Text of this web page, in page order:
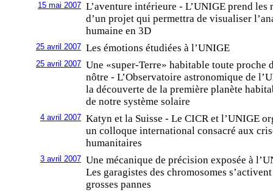
15 mai 2007 L’aventure intérieure - L’UNIGE prend les
d’un projet qui permettra de visualiser
humaine en 3D
25 avril 2007 Les émotions étudiées à l’UNIGE
25 avril 2007 Une «super-Terre» habitable toute proche
nôtre - L’Observatoire astronomique de
la découverte de la première planète
de notre système solaire
4 avril 2007 Katyn et la Suisse - Le CICR et l’UNIGE
un colloque international consacré aux
humanitaires
3 avril 2007 Une mécanique de précision exposée à
Les garagistes des chromosomes
grosses pannes